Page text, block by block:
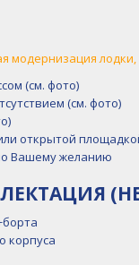
модернизация
(см. фото)
(см. фото)
открытой
Вашему желанию
корпуса